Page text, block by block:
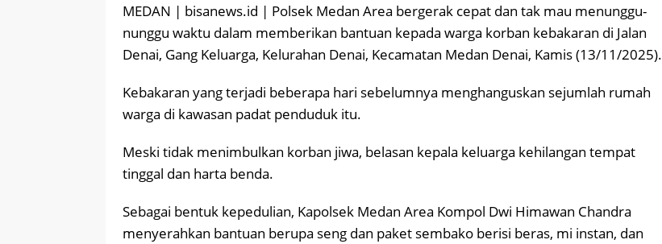
MEDAN | bisanews.id | Polsek Medan Area bergerak cepat dan tak mau menunggu-
nunggu waktu dalam memberikan bantuan kepada warga korban kebakaran di Jalan
Denai, Gang Keluarga, Kelurahan Denai, Kecamatan Medan Denai, Kamis (13/11/2025).
Kebakaran yang terjadi beberapa hari sebelumnya menghanguskan sejumlah rumah
warga di kawasan padat penduduk itu.
Meski tidak menimbulkan korban jiwa, belasan kepala keluarga kehilangan tempat
tinggal dan harta benda.
Sebagai bentuk kepedulian, Kapolsek Medan Area Kompol Dwi Himawan Chandra
menyerahkan bantuan berupa seng dan paket sembako berisi beras, mi instan, dan